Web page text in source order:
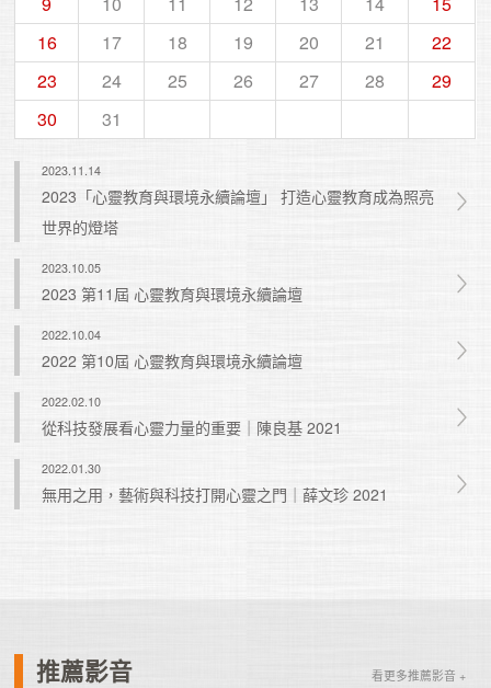
16
17 18 19 20 21
22
23
24 25 26 27 28
29
30
31
2023.11.14
2023「心靈教育與環境永續論壇」 打造心靈教育成為照亮
世界的燈塔
2023.10.05
2023 第11屆 心靈教育與環境永續論壇
2022.10.04
2022 第10屆 心靈教育與環境永續論壇
2022.02.10
從科技發展看心靈力量的重要｜陳良基 2021
2022.01.30
無用之用，藝術與科技打開心靈之門｜薛文珍 2021
推薦影音 看更多推薦影音 +